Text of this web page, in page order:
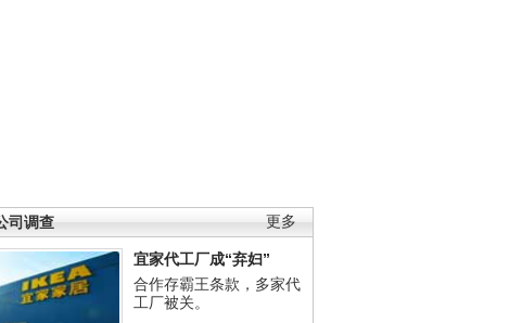
更多
司调查
宜家代工厂成“弃妇”
合作存霸王条款，多家代
工厂被关。